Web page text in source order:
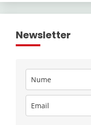
Newsletter